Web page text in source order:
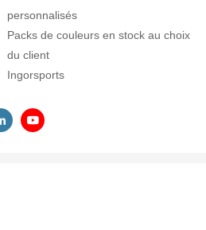
personnalisés
Packs de couleurs en stock au choix
du client
Ingorsports